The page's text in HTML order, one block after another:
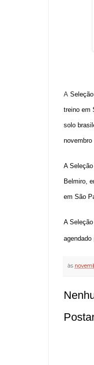
A
treino em
solo
A
Belmiro,
em São
A
às